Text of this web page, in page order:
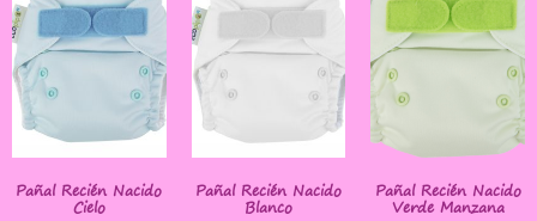
Pañal Recién Nacido
Cielo
Pañal Recién Nacido
Blanco
Pañal Recién Nacido
Verde Manzana